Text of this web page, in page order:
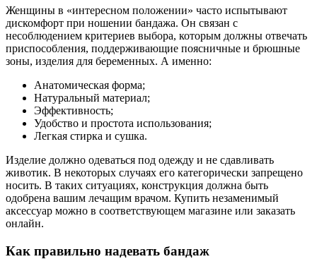
Женщины в «интересном положении» часто испытывают
дискомфорт при ношении бандажа. Он связан с
несоблюдением критериев выбора, которым должны отвечать
приспособления, поддерживающие поясничные и брюшные
зоны, изделия для беременных. А именно:
Анатомическая форма;
Натуральный материал;
Эффективность;
Удобство и простота использования;
Легкая стирка и сушка.
Изделие должно одеваться под одежду и не сдавливать
животик. В некоторых случаях его категорически запрещено
носить. В таких ситуациях, конструкция должна быть
одобрена вашим лечащим врачом. Купить незаменимый
аксессуар можно в соответствующем магазине или заказать
онлайн.
Как правильно надевать бандаж